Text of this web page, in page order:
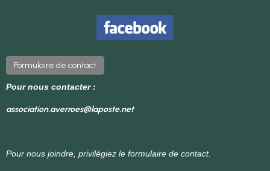
Formulaire de contact
Pour nous contacter :
association.averroes@laposte.net
Pour nous joindre, privilégiez le formulaire de contact.